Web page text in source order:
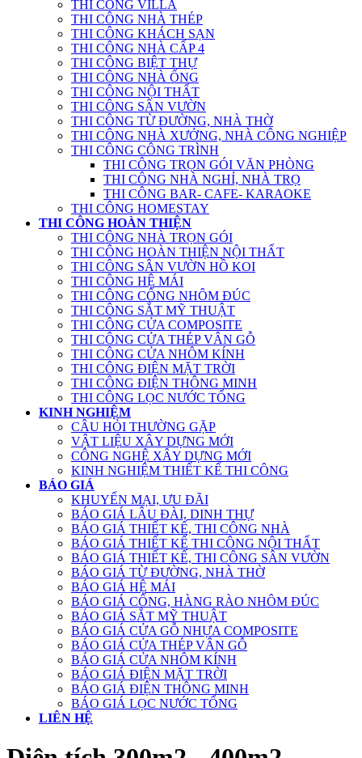
THI CÔNG VILLA
THI CÔNG NHÀ THÉP
THI CÔNG KHÁCH SẠN
THI CÔNG NHÀ CẤP 4
THI CÔNG BIỆT THỰ
THI CÔNG NHÀ ỐNG
THI CÔNG NỘI THẤT
THI CÔNG SÂN VƯỜN
THI CÔNG TỪ ĐƯỜNG, NHÀ THỜ
THI CÔNG NHÀ XƯỞNG, NHÀ CÔNG NGHIỆP
THI CÔNG CÔNG TRÌNH
THI CÔNG TRỌN GÓI VĂN PHÒNG
THI CÔNG NHÀ NGHỈ, NHÀ TRỌ
THI CÔNG BAR- CAFE- KARAOKE
THI CÔNG HOMESTAY
THI CÔNG HOÀN THIỆN
THI CÔNG NHÀ TRỌN GÓI
THI CÔNG HOÀN THIỆN NỘI THẤT
THI CÔNG SÂN VƯỜN HỒ KOI
THI CÔNG HỆ MÁI
THI CÔNG CỔNG NHÔM ĐÚC
THI CÔNG SẮT MỸ THUẬT
THI CÔNG CỬA COMPOSITE
THI CÔNG CỬA THÉP VÂN GỖ
THI CÔNG CỬA NHÔM KÍNH
THI CÔNG ĐIỆN MẶT TRỜI
THI CÔNG ĐIỆN THÔNG MINH
THI CÔNG LỌC NƯỚC TỔNG
KINH NGHIỆM
CÂU HỎI THƯỜNG GẶP
VẬT LIỆU XÂY DỰNG MỚI
CÔNG NGHỆ XÂY DỰNG MỚI
KINH NGHIỆM THIẾT KẾ THI CÔNG
BÁO GIÁ
KHUYẾN MẠI, ƯU ĐÃI
BÁO GIÁ LÂU ĐÀI, DINH THỰ
BÁO GIÁ THIẾT KẾ, THI CÔNG NHÀ
BÁO GIÁ THIẾT KẾ THI CÔNG NỘI THẤT
BÁO GIÁ THIẾT KẾ, THI CÔNG SÂN VƯỜN
BÁO GIÁ TỪ ĐƯỜNG, NHÀ THỜ
BÁO GIÁ HỆ MÁI
BÁO GIÁ CỔNG, HÀNG RÀO NHÔM ĐÚC
BÁO GIÁ SẮT MỸ THUẬT
BÁO GIÁ CỬA GỖ NHỰA COMPOSITE
BÁO GIÁ CỬA THÉP VÂN GỖ
BÁO GIÁ CỬA NHÔM KÍNH
BÁO GIÁ ĐIỆN MẶT TRỜI
BÁO GIÁ ĐIỆN THÔNG MINH
BÁO GIÁ LỌC NƯỚC TỔNG
LIÊN HỆ